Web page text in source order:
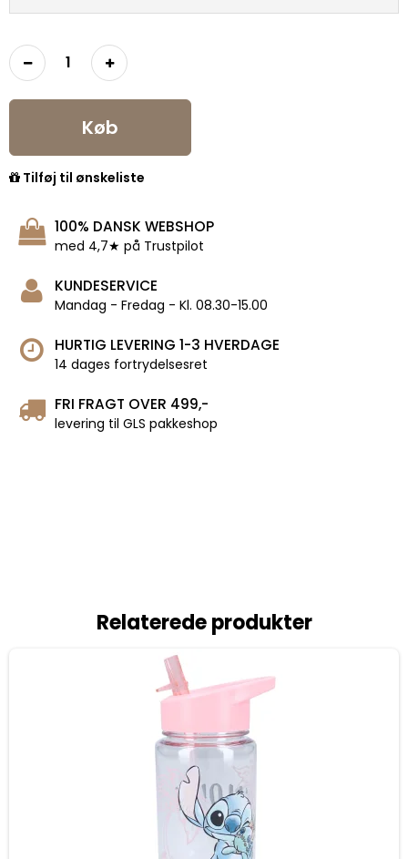
Køb
Tilføj til ønskeliste
FRI FRAGT OVER 499,-
levering til GLS pakkeshop
HURTIG LEVERING 1-3 HVERDAGE
14 dages fortrydelsesret
KUNDESERVICE
Mandag - Fredag - Kl. 08.30-15.00
100% DANSK WEBSHOP
med 4,7★ på Trustpilot
Relaterede produkter